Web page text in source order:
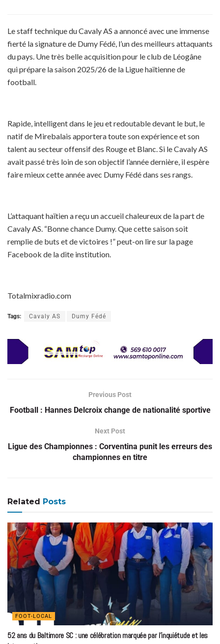
Le staff technique du Cavaly AS a annoncé avec une immense
fierté la signature de Dumy Fédé, l’un des meilleurs attaquants
du pays. Une très belle acquisition pour le club de Léogâne
qui prépare la saison 2025/26 de la Ligue haïtienne de
football.
Rapide, intelligent dans le jeu et redoutable devant le but, le
natif de Mirebalais apportera toute son expérience et son
talent au secteur offensif des Rouge et Blanc. Si le Cavaly AS
avait passé très loin de son objectif l’année dernière, il espère
faire mieux cette année avec Dumy Fédé dans ses rangs.
L’attaquant haïtien a reçu un accueil chaleureux de la part de
Cavaly AS. “Bonne chance Dumy. Que cette saison soit
remplie de buts et de victoires !” peut-on lire sur la page
Facebook de la dite institution.
Totalmixradio.com
Tags: Cavaly AS Dumy Fédé
Previous Post
Football : Hannes Delcroix change de nationalité sportive
Next Post
Ligue des Championnes : Corventina punit les erreurs des
championnes en titre
Related Posts
FOOT-LOCAL
52 ans du Baltimore SC : une célébration marquée par l’inquiétude et les